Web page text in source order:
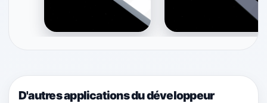
D'autres applications du développeur